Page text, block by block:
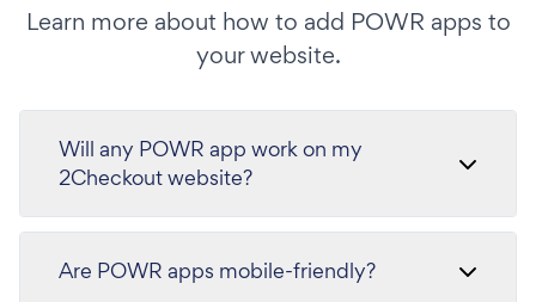
Learn more about how to add POWR apps to
your website.
Will any POWR app work on my
2Checkout website?
Are POWR apps mobile-friendly?